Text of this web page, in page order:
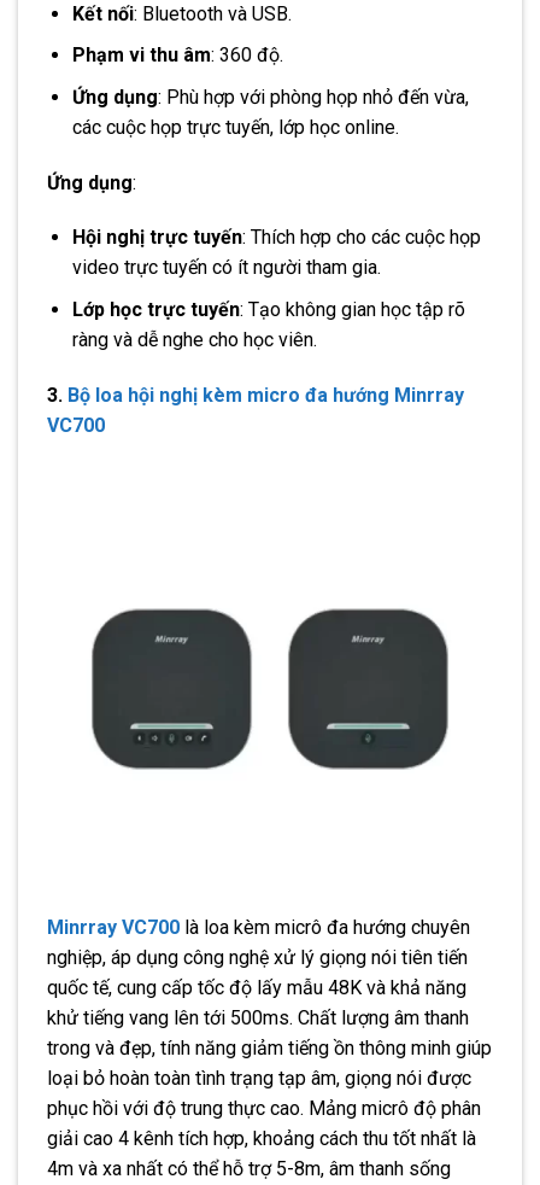
Kết nối: Bluetooth và USB.
Phạm vi thu âm: 360 độ.
Ứng dụng: Phù hợp với phòng họp nhỏ đến vừa,
các cuộc họp trực tuyến, lớp học online.
Ứng dụng:
Hội nghị trực tuyến: Thích hợp cho các cuộc họp
video trực tuyến có ít người tham gia.
Lớp học trực tuyến: Tạo không gian học tập rõ
ràng và dễ nghe cho học viên.
3. Bộ loa hội nghị kèm micro đa hướng Minrray
VC700
Minrray VC700 là loa kèm micrô đa hướng chuyên
nghiệp, áp dụng công nghệ xử lý giọng nói tiên tiến
quốc tế, cung cấp tốc độ lấy mẫu 48K và khả năng
khử tiếng vang lên tới 500ms. Chất lượng âm thanh
trong và đẹp, tính năng giảm tiếng ồn thông minh giúp
loại bỏ hoàn toàn tình trạng tạp âm, giọng nói được
phục hồi với độ trung thực cao. Mảng micrô độ phân
giải cao 4 kênh tích hợp, khoảng cách thu tốt nhất là
4m và xa nhất có thể hỗ trợ 5-8m, âm thanh sống